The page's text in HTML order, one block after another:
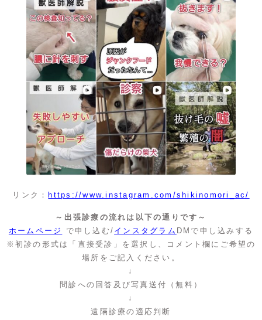
リンク： https://www.instagram.com/shikinomori_ac/
～出張診療の流れは以下の通りです～
ホームページ
で申し込む/ インスタグラム DMで申し込みする
※初診の形式は「直接受診」を選択し、コメント欄にご希望の
場所をご記入ください。
↓
問診への回答及び写真送付（無料）
↓
遠隔診療の適応判断